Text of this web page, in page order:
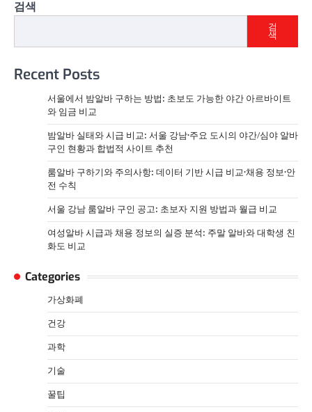
검색
검
색
Recent Posts
서울에서 밤알바 구하는 방법: 초보도 가능한 야간 아르바이트
와 임금 비교
밤알바 실태와 시급 비교: 서울 강남·주요 도시의 야간/심야 알바
구인 현황과 합법적 사이트 추천
룸알바 구하기와 주의사항: 데이터 기반 시급 비교·채용 정보·안
전 수칙
서울 강남 룸알바 구인 공고: 초보자 지원 방법과 월급 비교
여성알바 시급과 채용 정보의 실증 분석: 주말 알바와 대학생 친
화도 비교
Categories
가상화폐
건강
과학
기술
꿀팁